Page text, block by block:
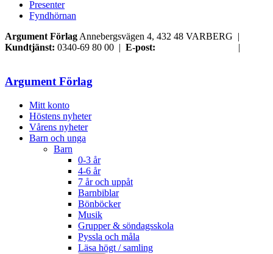
Presenter
Fyndhörnan
Argument Förlag Annebergsvägen 4, 432 48 VARBERG |
Kundtjänst: 0340-69 80 00 | E-post:
|
Argument Förlag
Mitt konto
Höstens nyheter
Vårens nyheter
Barn och unga
Barn
0-3 år
4-6 år
7 år och uppåt
Barnbiblar
Bönböcker
Musik
Grupper & söndagsskola
Pyssla och måla
Läsa högt / samling